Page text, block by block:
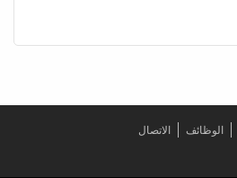
الوظائف
الاتصال